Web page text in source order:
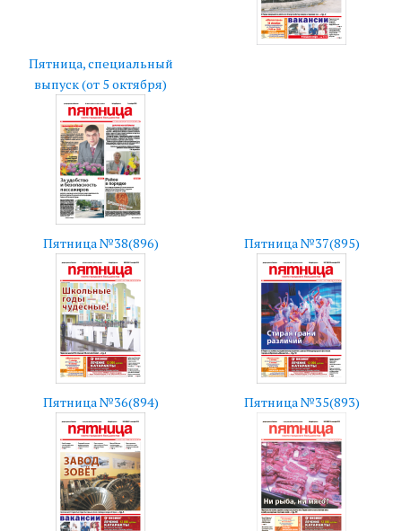
Пятница, специальный
выпуск (от 5 октября)
Пятница №38(896) Пятница №37(895)
Пятница №36(894) Пятница №35(893)